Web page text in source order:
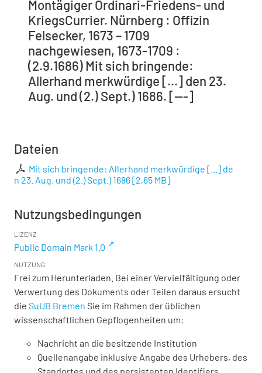
Montägiger Ordinari-Friedens- und
KriegsCurrier. Nürnberg : Offizin
Felsecker, 1673 – 1709
nachgewiesen, 1673-1709 :
(2.9.1686) Mit sich bringende:
Allerhand merkwürdige [...] den 23.
Aug. und (2.) Sept.) 1686. [---]
Dateien
Mit sich bringende: Allerhand merkwürdige [...] de
n 23. Aug. und (2.) Sept.) 1686[2,65 MB]
Nutzungsbedingungen
LIZENZ
Public Domain Mark 1.0
NUTZUNG
Frei zum Herunterladen. Bei einer Vervielfältigung oder
Verwertung des Dokuments oder Teilen daraus ersucht
die SuUB Bremen Sie im Rahmen der üblichen
wissenschaftlichen Gepflogenheiten um:
Nachricht an die besitzende Institution
Quellenangabe inklusive Angabe des Urhebers, des